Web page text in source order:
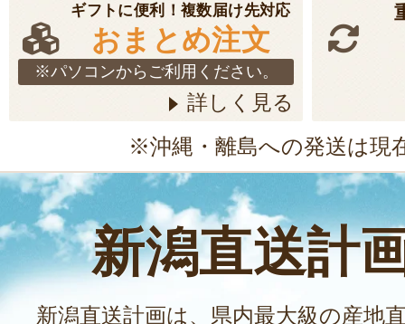
ギフトに便利！複数届け先対応
おまとめ注文
※パソコンからご利用ください。
詳しく見る
※沖縄・離島への発送は現
新潟直送計
新潟直送計画は、県内最大級の産地